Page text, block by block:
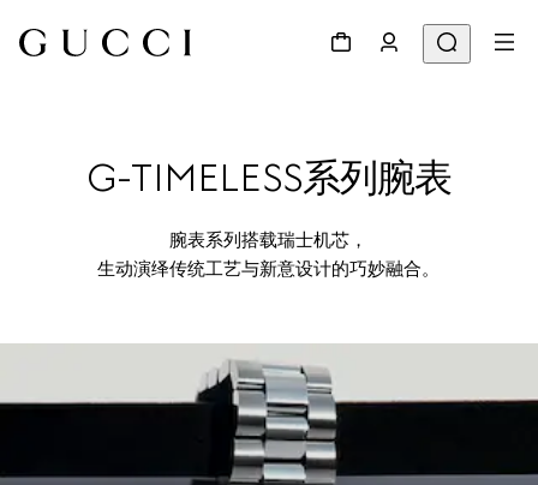
G-TIMELESS系列腕表
腕表系列搭载瑞士机芯，
生动演绎传统工艺与新意设计的巧妙融合。